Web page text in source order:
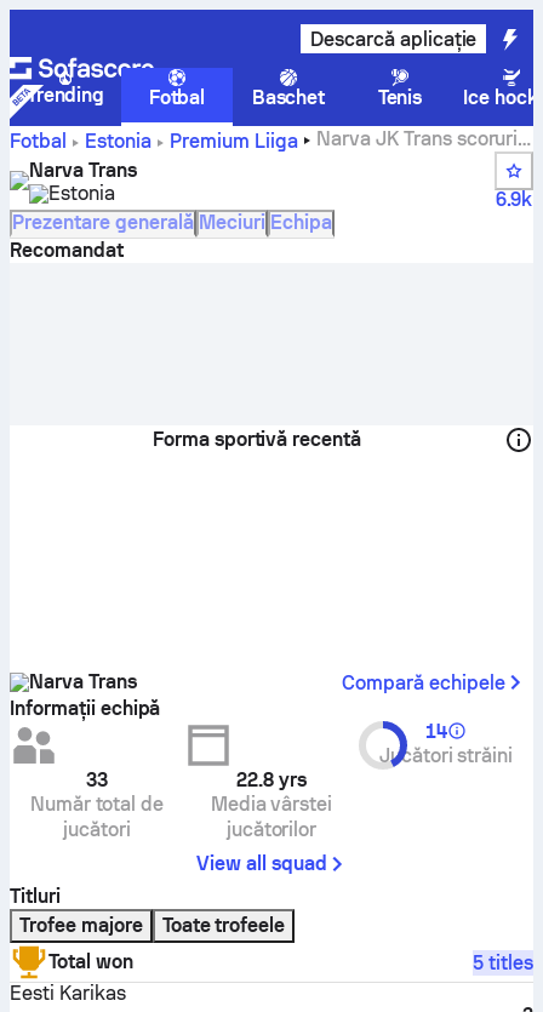
Descarcă aplicație
Trending Fotbal Baschet Tenis
Ice
Fotbal
Estonia Premium Liiga
Narva JK Trans scoruri,
meciuri, clasamente și statistici jucători
Narva Trans
Estonia
6.9k
Prezentare generală Meciuri Echipa
Recomandat
Forma sportivă recentă
Narva Trans
Compară echipele
Informații echipă
33
Număr total de
jucători
22.8 yrs
Media vârstei
jucătorilor
14
Jucători străini
View all squad
Titluri
Trofee majore
Toate trofeele
Total won
5 titles
Eesti Karikas